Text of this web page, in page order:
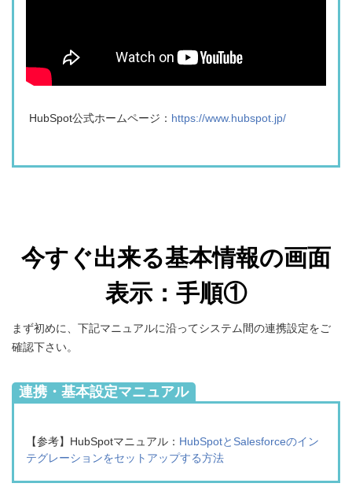
HubSpot公式ホームページ： https://www.hubspot.jp/
今すぐ出来る基本情報の画面
表示：手順①
まず初めに、下記マニュアルに沿ってシステム間の連携設定をご
確認下さい。
連携・基本設定マニュアル
【参考】HubSpotマニュアル ： HubSpotとSalesforceのイン
テグレーションをセットアップする方法